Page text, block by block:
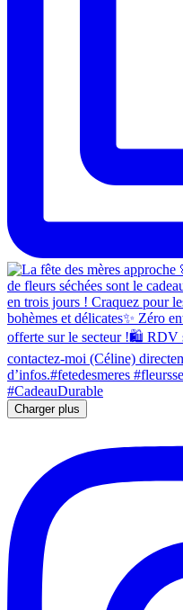
Charger plus